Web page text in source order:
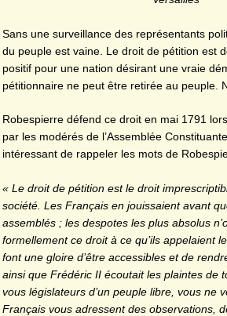
Sans une surveillance des représentants
du peuple est vaine. Le droit de pétition est
positif pour une nation désirant une vraie
pétitionnaire ne peut être retirée au peuple.
Robespierre défend ce droit en mai 1791
par les modérés de l’Assemblée
intéressant de rappeler les mots de
« Le droit de pétition est le droit
société. Les Français en jouissaient avant
assemblés ; les despotes les plus absolus
formellement ce droit à ce qu’ils appelaient
font une gloire d’être accessibles et de
ainsi que Frédéric II écoutait les plaintes de
vous législateurs d’un peuple libre, vous ne
Français vous adressent des observations,